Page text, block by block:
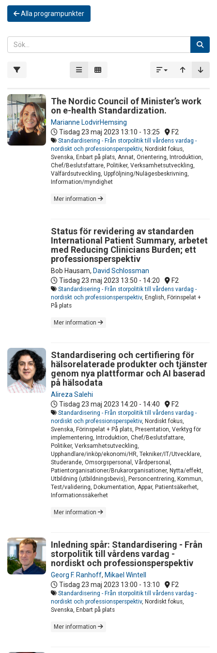
Alla programpunkter
The Nordic Council of Minister’s work
on e-health Standardization.
Marianne LodvirHemsing
Tisdag 23 maj 2023 13:10 - 13:25 F2
Standardisering - Från storpolitik till vårdens vardag -
nordiskt och professionsperspektiv, Nordiskt fokus,
Svenska, Enbart på plats, Annat, Orientering, Introduktion,
Chef/Beslutsfattare, Politiker, Verksamhetsutveckling,
Välfärdsutveckling, Uppföljning/Nulägesbeskrivning,
Information/myndighet
Mer information
Status för revidering av standarden
International Patient Summary, arbetet
med Reducing Clinicians Burden; ett
professionsperspektiv
Bob Hausam, David Schlossman
Tisdag 23 maj 2023 13:50 - 14:20 F2
Standardisering - Från storpolitik till vårdens vardag -
nordiskt och professionsperspektiv, English, Förinspelat +
På plats
Mer information
Standardisering och certifiering för
hälsorelaterade produkter och tjänster
genom nya plattformar och AI baserad
på hälsodata
Alireza Salehi
Tisdag 23 maj 2023 14:20 - 14:40 F2
Standardisering - Från storpolitik till vårdens vardag -
nordiskt och professionsperspektiv, Nordiskt fokus,
Svenska, Förinspelat + På plats, Presentation, Verktyg för
implementering, Introduktion, Chef/Beslutsfattare,
Politiker, Verksamhetsutveckling,
Upphandlare/inköp/ekonomi/HR, Tekniker/IT/Utvecklare,
Studerande, Omsorgspersonal, Vårdpersonal,
Patientorganisationer/Brukarorganisationer, Nytta/effekt,
Utbildning (utbildningsbevis), Personcentrering, Kommun,
Test/validering, Dokumentation, Appar, Patientsäkerhet,
Informationssäkerhet
Mer information
Inledning spår: Standardisering - Från
storpolitik till vårdens vardag -
nordiskt och professionsperspektiv
Georg F. Ranhoff, Mikael Wintell
Tisdag 23 maj 2023 13:00 - 13:10 F2
Standardisering - Från storpolitik till vårdens vardag -
nordiskt och professionsperspektiv, Nordiskt fokus,
Svenska, Enbart på plats
Mer information